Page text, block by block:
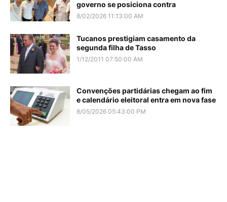
governo se posiciona contra
8/02/2026 11:13:00 AM
Tucanos prestigiam casamento da
segunda filha de Tasso
1/12/2011 07:50:00 AM
Convenções partidárias chegam ao fim
e calendário eleitoral entra em nova fase
8/05/2026 05:43:00 PM